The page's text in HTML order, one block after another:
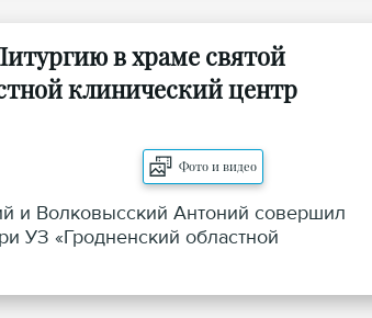
в храме святой
клинический центр
Фото и видео
и Волковысский Антоний совершил
УЗ «Гродненский областной